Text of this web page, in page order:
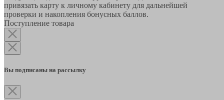
привязать карту к личному кабинету для дальнейшей
проверки и накопления бонусных баллов.
Поступление товара
Вы подписаны на рассылку